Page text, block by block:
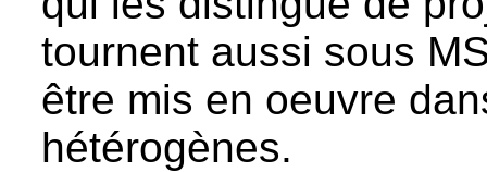
tournent aussi sous
être mis en oeuvre
hétérogènes.